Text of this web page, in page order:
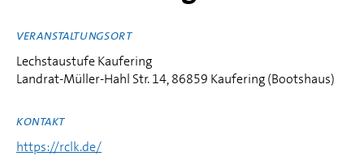
VERANSTALTUNGSORT
Lechstaustufe Kaufering
Landrat-Müller-Hahl Str. 14, 86859 Kaufering (Bootshaus)
KONTAKT
https://rclk.de/